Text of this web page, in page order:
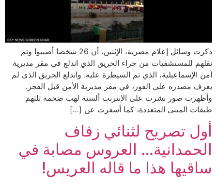
ذكرت وسائل إعلام مصرية، الإثنين، أن 26 شخصا أصيبوا وتم
نقلهم للمستشفيات من جراء الحريق الذي اندلع في مقر مديرية
أمن الإسماعيلية، الذي تم السيطرة عليه. واندلع الحريق الذي لم
يعرف مصدره على الفور، في مقر مديرية الأمن قبل الفجر.
وأظهرت صور نشرت على الإنترنت ألسنة لهب ضخمة تلتهم
طبقات المبنى المتعددة، كما أسفرت عن […]
أول تصريح لثنائي زفاف
الحمدانية… العروس مصابة في
ساقيها هذا ما قاله العريس!